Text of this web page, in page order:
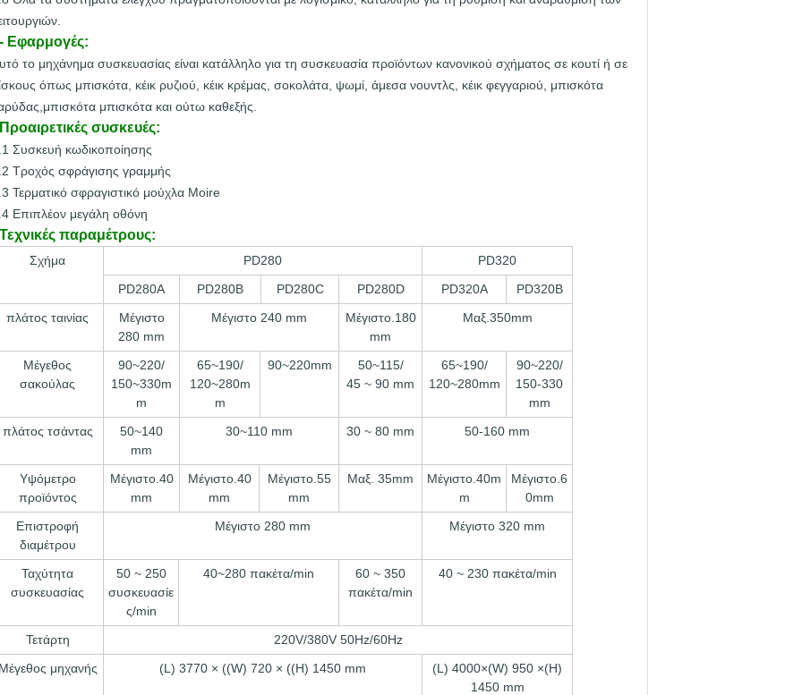
Εφαρμογές:
το μηχάνημα συσκευασίας είναι κατάλληλο για τη συσκευασία προϊόντων κανονικού σχήματος σε κουτί ή σε
όπως μπισκότα, κέικ ρυζιού, κέικ κρέμας, σοκολάτα, ψωμί, άμεσα νουντλς, κέικ φεγγαριού, μπισκότα
μπισκότα και ούτω καθεξής.
συσκευές:
Συσκευή κωδικοποίησης
Τροχός σφράγισης γραμμής
Τερματικό σφραγιστικό μούχλα Moire
Επιπλέον μεγάλη οθόνη
παραμέτρους:
Σχήμα PD280
PD320
PD280A
PD280B PD280C PD280D PD320A
PD320B
πλάτος ταινίας
Μέγιστο
280 mm
Μέγιστο 240 mm
Μέγιστο.180
mm
Μαξ.350mm
Μέγεθος
σακούλας
90~220/
150~330m
m
65~190/
120~280m
m
90~220mm
50~115/
45 ~ 90 mm
65~190/
120~280mm
90~220/
150-330
mm
πλάτος τσάντας
50~140
mm
30~110 mm 30 ~ 80 mm 50-160 mm
Υψόμετρο
προϊόντος
Μέγιστο.40
mm
Μέγιστο.40
mm
Μέγιστο.55
mm
Μαξ. 35mm
Μέγιστο.40m
m
Μέγιστο.6
0mm
Επιστροφή
διαμέτρου
Μέγιστο 280 mm Μέγιστο 320 mm
Ταχύτητα
συσκευασίας
50 ~ 250
συσκευασίε
ς/min
40~280 πακέτα/min
60 ~ 350
πακέτα/min
40 ~ 230 πακέτα/min
Τετάρτη
220V/380V 50Hz/60Hz
μηχανής
(L) 3770 × ((W) 720 × ((H) 1450 mm
(L) 4000×(W) 950 ×(H)
1450 mm